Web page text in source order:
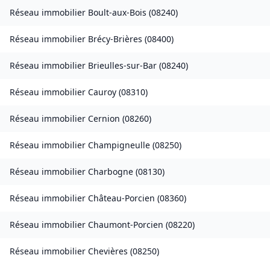
Réseau immobilier Boult-aux-Bois (08240)
Réseau immobilier Brécy-Brières (08400)
Réseau immobilier Brieulles-sur-Bar (08240)
Réseau immobilier Cauroy (08310)
Réseau immobilier Cernion (08260)
Réseau immobilier Champigneulle (08250)
Réseau immobilier Charbogne (08130)
Réseau immobilier Château-Porcien (08360)
Réseau immobilier Chaumont-Porcien (08220)
Réseau immobilier Chevières (08250)